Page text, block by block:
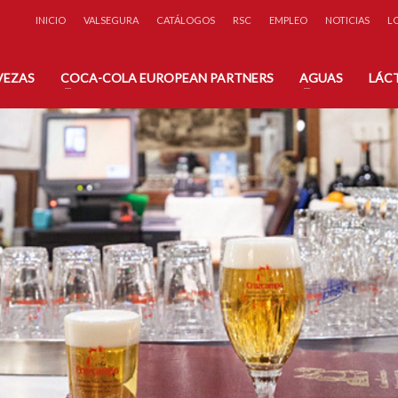
INICIO VALSEGURA CATÁLOGOS RSC EMPLEO NOTICIAS
COCA-COLA EUROPEAN PARTNERS AGUAS